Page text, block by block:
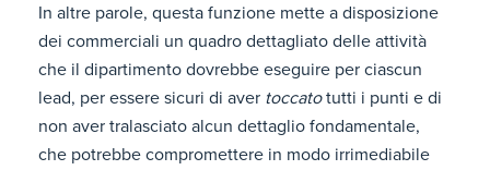
In altre parole, questa funzione mette a disposizione
dei commerciali un quadro dettagliato delle attività
che il dipartimento dovrebbe eseguire per ciascun
lead, per essere sicuri di aver toccatotutti i punti e di
non aver tralasciato alcun dettaglio fondamentale,
che potrebbe compromettere in modo irrimediabile